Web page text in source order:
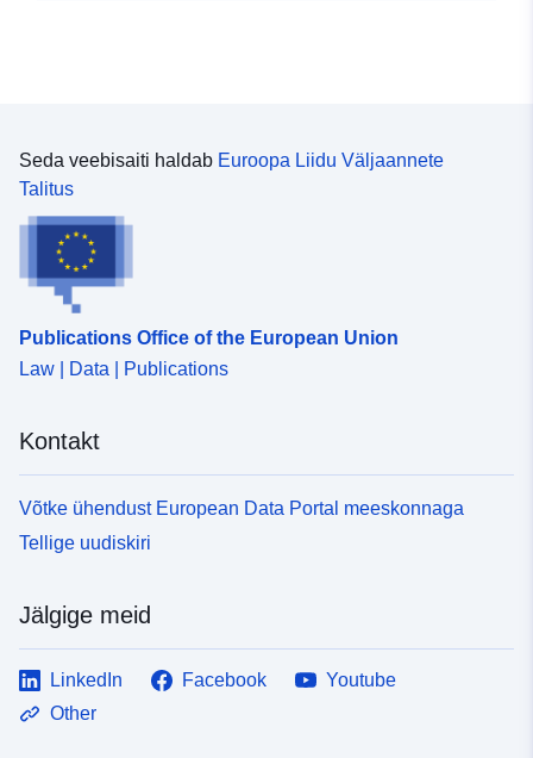
Seda veebisaiti haldab Euroopa Liidu Väljaannete
Talitus
Publications Office of the European Union
Law | Data | Publications
Kontakt
Võtke ühendust European Data Portal meeskonnaga
Tellige uudiskiri
Jälgige meid
LinkedIn Facebook
Youtube
Other